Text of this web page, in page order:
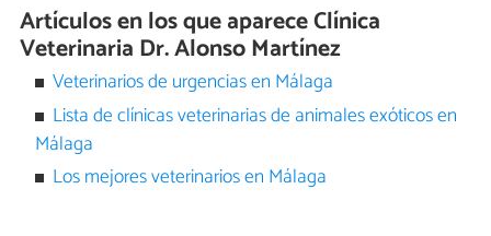
Artículos en los que aparece Clínica
Veterinaria Dr. Alonso Martínez
Veterinarios de urgencias en Málaga
Lista de clínicas veterinarias de animales exóticos en
Málaga
Los mejores veterinarios en Málaga